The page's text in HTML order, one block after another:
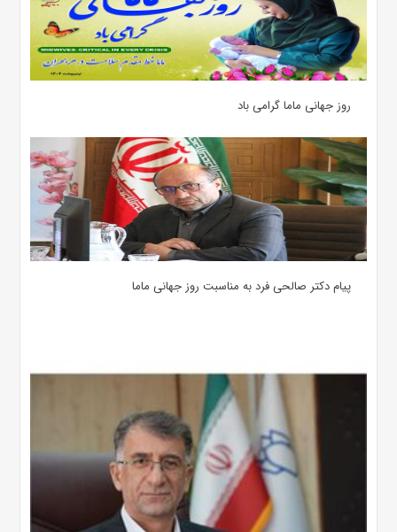
روز جهانی ماما گرامی باد
پیام دکتر صالحی فرد به مناسبت روز جهانی ماما